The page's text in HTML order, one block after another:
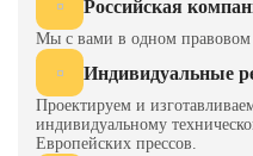
Усилие подушки, кН
Количество подушек
Ход подушки, мм
Российская
Мы с вами в одном правовом
Индивидуальные
Проектируем и
индивидуальному
Европейских прессов.